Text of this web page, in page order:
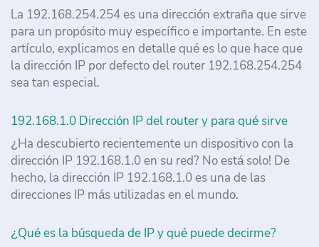
La 192.168.254.254 es una dirección extraña que sirve
para un propósito muy específico e importante. En este
artículo, explicamos en detalle qué es lo que hace que
la dirección IP por defecto del router 192.168.254.254
sea tan especial.
192.168.1.0 Dirección IP del router y para qué sirve
¿Ha descubierto recientemente un dispositivo con la
dirección IP 192.168.1.0 en su red? No está solo! De
hecho, la dirección IP 192.168.1.0 es una de las
direcciones IP más utilizadas en el mundo.
¿Qué es la búsqueda de IP y qué puede decirme?